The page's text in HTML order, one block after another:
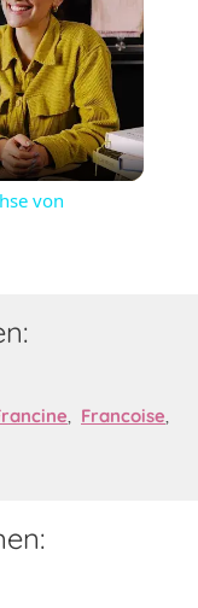
von
, Francoise,